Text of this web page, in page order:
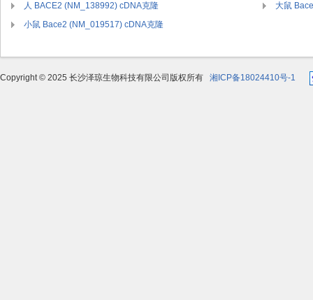
人 BACE2 (NM_138992) cDNA克隆
大鼠
小鼠 Bace2 (NM_019517) cDNA克隆
Copyright © 2025 长沙泽琼生物科技有限公司版权所有 湘ICP备18024410号-1